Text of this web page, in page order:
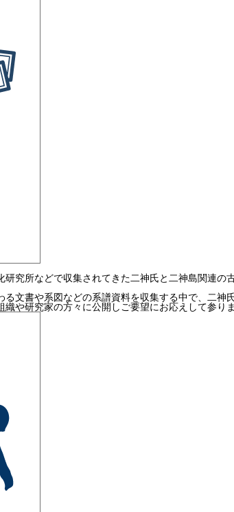
究所などで収集されてきた二神氏と二神島関連の
文書や系図などの系譜資料を収集する中で、二神
や研究家の方々に公開しご要望にお応えして参りま